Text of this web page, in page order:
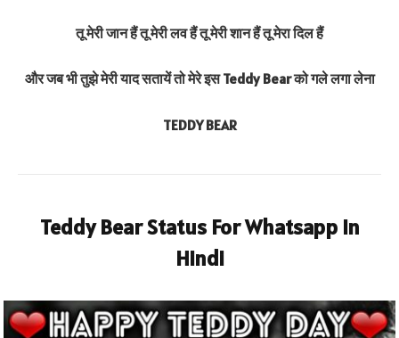
तू मेरी जान हैं तू मेरी लव हैं तू मेरी शान हैं तू मेरा दिल हैं
और जब भी तुझे मेरी याद सतायें तो मेरे इस Teddy Bear को गले लगा लेना
TEDDY BEAR
Teddy Bear Status For Whatsapp In
Hindi